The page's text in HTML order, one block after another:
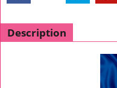
Description